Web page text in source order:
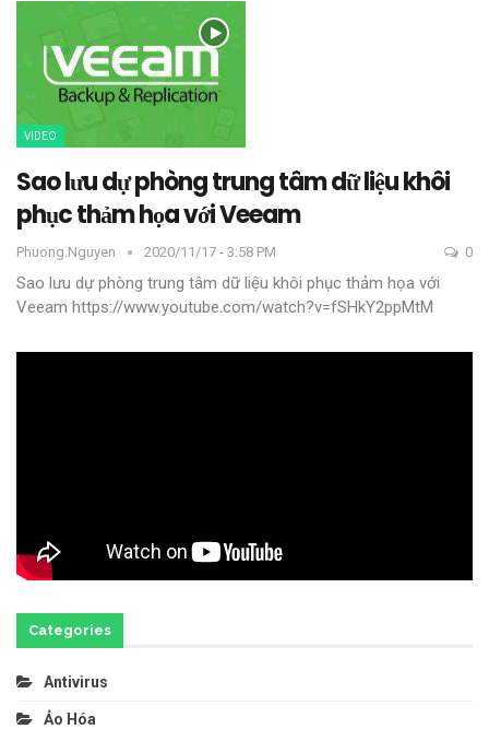
VIDEO
Sao lưu dự phòng trung tâm dữ liệu khôi
phục thảm họa với Veeam
Phuong.nguyen 2020/11/17 - 3:58 PM 0
Sao lưu dự phòng trung tâm dữ liệu khôi phục thảm họa với
Veeam https://www.youtube.com/watch?v=fSHkY2ppMtM
Categories
Antivirus
Ảo Hóa